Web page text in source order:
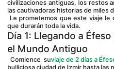
civilizaciones antiguas, los restos
las cautivadoras historias de miles
que durarán toda la vida.
Día 1: Llegando a
el Mundo Antiguo
Comience suviaje de 2 días a
bulliciosa ciudad de Izmir hasta las